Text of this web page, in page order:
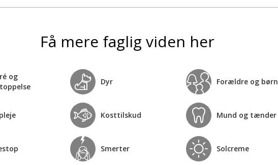
Få mere faglig viden her
og
Dyr Forældre og børn
Kosttilskud Mund og tænder
Smerter Solcreme